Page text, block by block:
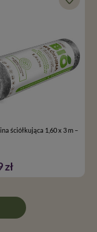
ściółkująca 1,60 x 3 m –
zł